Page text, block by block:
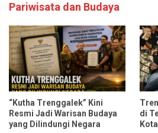
Pariwisata dan Budaya
“Kutha Trenggalek” Kini
Resmi Jadi Warisan Budaya
yang Dilindungi Negara
di